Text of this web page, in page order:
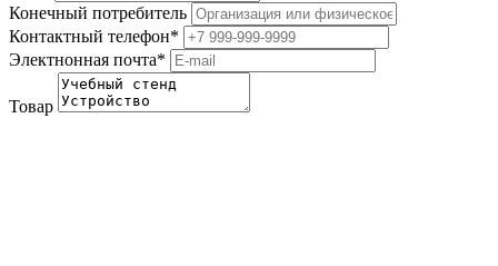
Конечный потребитель
Контактный телефон*
Электнонная почта*
Товар